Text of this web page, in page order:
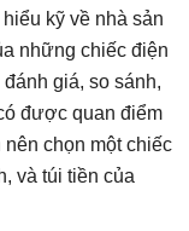
kỹ về nhà sản
những chiếc điện
giá, so sánh,
được quan điểm
chọn một chiếc
và túi tiền của